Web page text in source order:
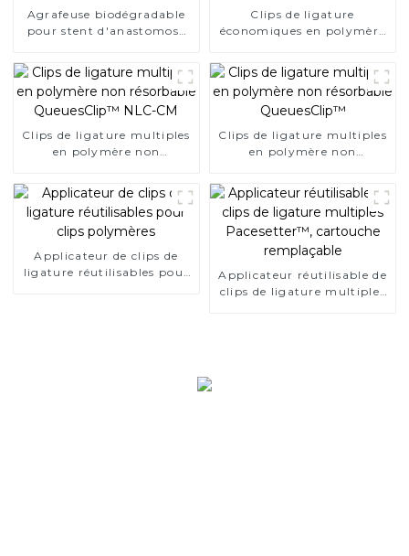
Agrafeuse biodégradable
pour stent d'anastomose
Clips de ligature
économiques en polymère
Clips de ligature multiples
en polymère non
Clips de ligature multiples
en polymère non
Applicateur de clips de
ligature réutilisables pour
Applicateur réutilisable de
clips de ligature multiples